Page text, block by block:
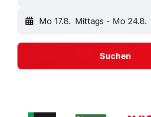
Mo 17.8. Mittags - Mo 24.8.
Suchen